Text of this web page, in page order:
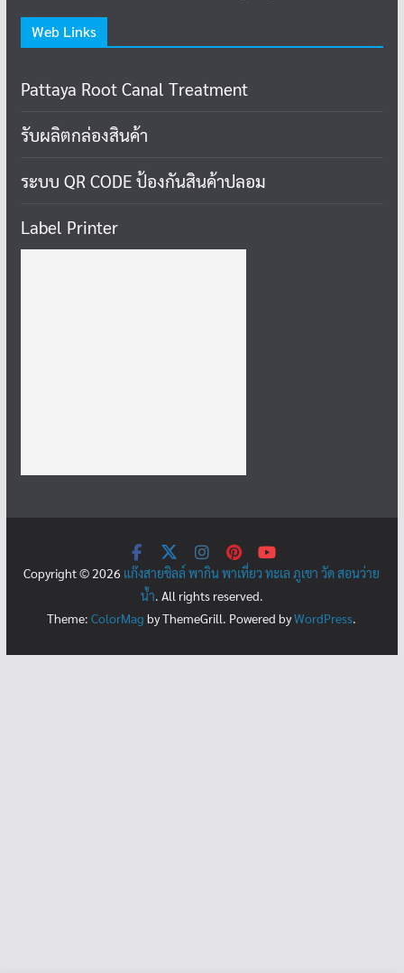
Web Links
Pattaya Root Canal Treatment
รับผลิตกล่องสินค้า
ระบบ QR CODE ป้องกันสินค้าปลอม
Label Printer
Copyright © 2026 แก๊งสายชิลล์ พากิน พาเที่ยว ทะเล ภูเขา วัด สอนว่าย
น้ำ. All rights reserved.
Theme:ColorMag by ThemeGrill. Powered byWordPress.